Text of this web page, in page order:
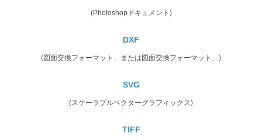
(Photoshopドキュメント)
DXF
(図面交換フォーマット、または図面交換フォーマット、)
SVG
(スケーラブルベクターグラフィックス)
TIFF